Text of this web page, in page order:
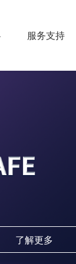
服务支持
了解更多